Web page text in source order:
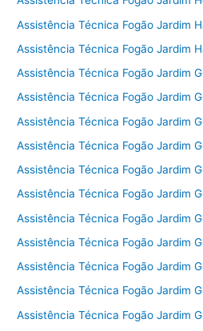
Assistência Técnica Fogão Jardim
Assistência Técnica Fogão Jardim
Assistência Técnica Fogão Jardim
Assistência Técnica Fogão Jardim
Assistência Técnica Fogão Jardim
Assistência Técnica Fogão Jardim
Assistência Técnica Fogão Jardim
Assistência Técnica Fogão Jardim
Assistência Técnica Fogão Jardim
Assistência Técnica Fogão Jardim
Assistência Técnica Fogão Jardim
Assistência Técnica Fogão Jardim
Assistência Técnica Fogão Jardim